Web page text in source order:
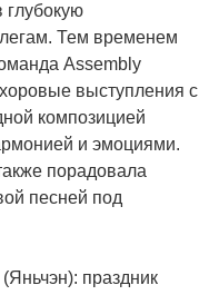
глубокую
Тем временем
Assembly
выступления с
композицией
и эмоциями.
порадовала
песней под